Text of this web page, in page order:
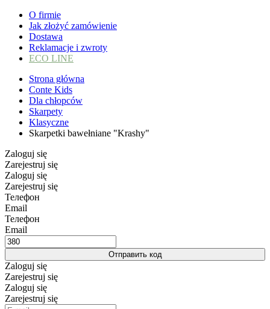
O firmie
Jak złożyć zamówienie
Dostawa
Reklamacje i zwroty
ECO LINE
Strona główna
Conte Kids
Dla chłopców
Skarpety
Klasyczne
Skarpetki bawełniane "Krashy"
Zaloguj się
Zarejestruj się
Zaloguj się
Zarejestruj się
Телефон
Email
Телефон
Email
Отправить код
Zaloguj się
Zarejestruj się
Zaloguj się
Zarejestruj się